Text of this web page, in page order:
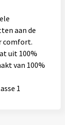
aan de
comfort.
uit 100%
van 100%
1